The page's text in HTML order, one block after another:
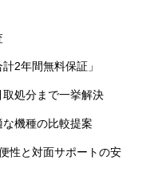
2年間無料保証」
処分まで一挙解決
機種の比較提案
性と対面サポートの安